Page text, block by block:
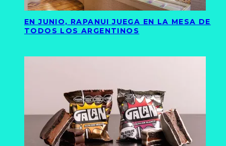
EN JUNIO, RAPANUI JUEGA EN LA MESA DE
TODOS LOS ARGENTINOS